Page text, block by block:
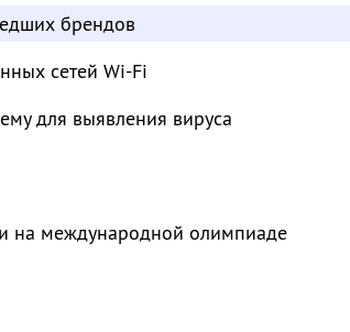
брендов
сетей Wi-Fi
для выявления вируса
на международной олимпиаде